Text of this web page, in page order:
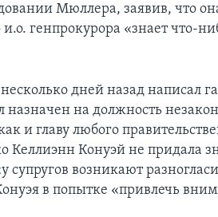
Мюллера, заявив, что
генпрокурора «знает что-
дней назад написал
назначен на должность
и главу любого
Келлиэнн Конуэй не придала
супругов возникают
в попытке «привлечь